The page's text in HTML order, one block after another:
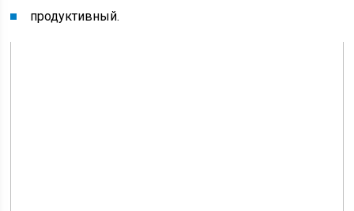
продуктивный.